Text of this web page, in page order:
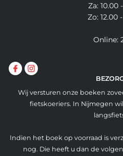
Za: 10.00
Zo: 12.00
Online:
Wij versturen onze boeken
fietskoeriers. In Nijmegen
Indien het boek op voorraad is
nog. Die heeft u dan de